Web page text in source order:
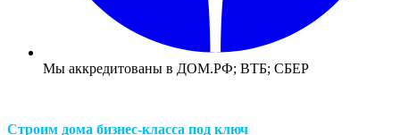
Мы аккредитованы в ДОМ.РФ; ВТБ; СБЕР
Строим дома бизнес-класса под ключ